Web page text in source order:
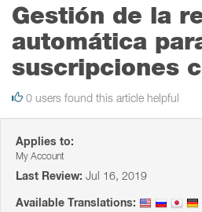
Gestión de la
automática
suscripciones
0 users found this article helpful
Applies to:
My Account
Last Review: Jul 16, 2019
Available Translations: